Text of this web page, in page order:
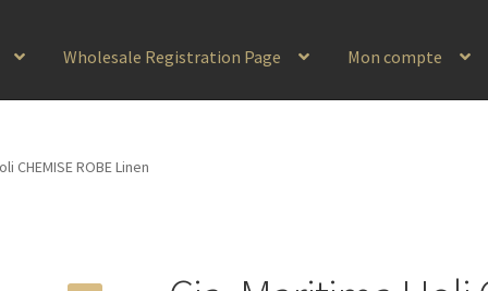
Wholesale Registration Page Mon compte
CHEMISE ROBE Linen